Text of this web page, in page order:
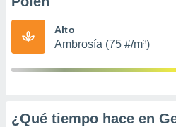
Alto
Ambrosía (75 #/m³)
¿Qué tiempo hace en